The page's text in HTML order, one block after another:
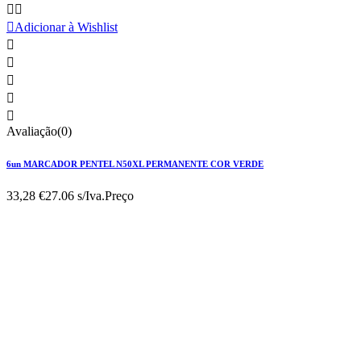
 
Adicionar à Wishlist





Avaliação(0)
6un MARCADOR PENTEL N50XL PERMANENTE COR VERDE
33,28 €27.06 s/Iva.Preço